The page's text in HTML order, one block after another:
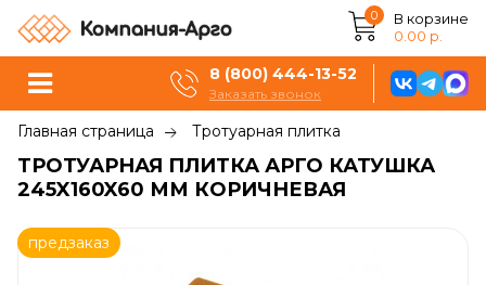
0
В корзине
0.00 р.
8 (800) 444-13-52
Заказать звонок
Главная страница Тротуарная плитка
ТРОТУАРНАЯ ПЛИТКА АРГО КАТУШКА
245X160X60 ММ КОРИЧНЕВАЯ
предзаказ